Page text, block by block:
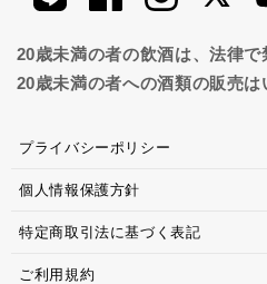
20歳未満の者の飲酒は、法律で
20歳未満の者への酒類の販売は
プライバシーポリシー
個人情報保護方針
特定商取引法に基づく表記
ご利用規約